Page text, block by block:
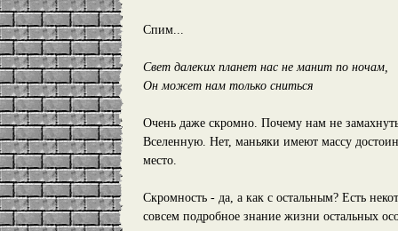
Спим...
Свет далеких планет нас не манит по ночам,
Он может нам только сниться
Очень даже скромно. Почему нам не
Вселенную. Нет, маньяки имеют массу
место.
Скромность - да, а как с остальным? Есть
совсем подробное знание жизни остальных